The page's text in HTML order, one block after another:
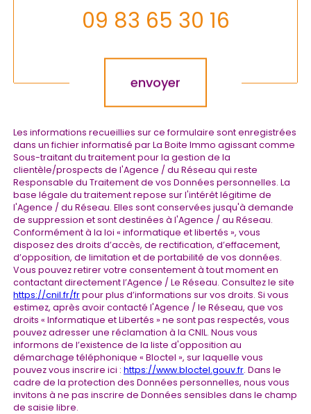
09 83 65 30 16
envoyer
Les informations recueillies sur ce formulaire sont enregistrées
dans un fichier informatisé par La Boite Immo agissant comme
Sous-traitant du traitement pour la gestion de la
clientèle/prospects de l'Agence / du Réseau qui reste
Responsable du Traitement de vos Données personnelles. La
base légale du traitement repose sur l'intérêt légitime de
l'Agence / du Réseau. Elles sont conservées jusqu'à demande
de suppression et sont destinées à l'Agence / au Réseau.
Conformément à la loi « informatique et libertés », vous
disposez des droits d’accès, de rectification, d’effacement,
d’opposition, de limitation et de portabilité de vos données.
Vous pouvez retirer votre consentement à tout moment en
contactant directement l’Agence / Le Réseau. Consultez le site
https://cnil.fr/frpour plus d’informations sur vos droits. Si vous
estimez, après avoir contacté l'Agence / le Réseau, que vos
droits « Informatique et Libertés » ne sont pas respectés, vous
pouvez adresser une réclamation à la CNIL. Nous vous
informons de l’existence de la liste d'opposition au
démarchage téléphonique « Bloctel », sur laquelle vous
pouvez vous inscrire ici : https://www.bloctel.gouv.fr. Dans le
cadre de la protection des Données personnelles, nous vous
invitons à ne pas inscrire de Données sensibles dans le champ
de saisie libre.